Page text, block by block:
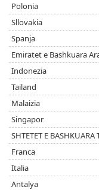
Polonia
Sllovakia
Spanja
Emiratet e Bashkuara
Indonezia
Tailand
Malaizia
Singapor
SHTETET E BASHKUARA
Franca
Italia
Antalya